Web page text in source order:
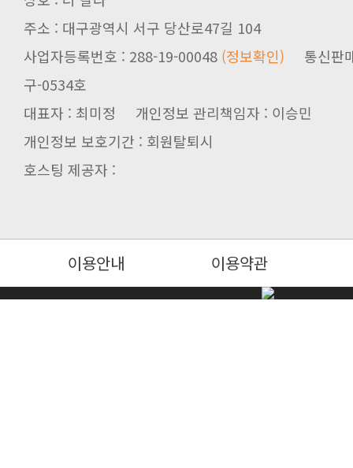
주소 : 대구광역시 서구 당산로47길 104
사업자등록번호 : 288-19-00048 (정보확인)
구-0534호
대표자 : 최미정 개인정보 관리책임자 : 이승민
개인정보 보호기간 : 회원탈퇴시
호스팅 제공자 :
이용안내 이용약관